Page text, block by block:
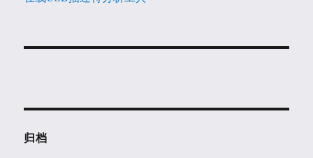
归档